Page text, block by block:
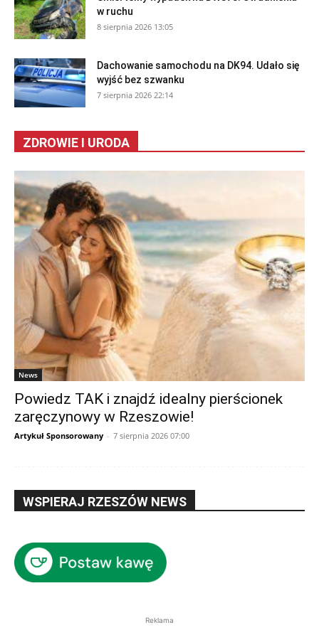
w ruchu
8 sierpnia 2026 13:05
Dachowanie samochodu na DK94. Udało się
wyjść bez szwanku
7 sierpnia 2026 22:14
ZDROWIE I URODA
News
Powiedz TAK i znajdź idealny pierścionek
zaręczynowy w Rzeszowie!
Artykuł Sponsorowany - 7 sierpnia 2026 07:00
WSPIERAJ RZESZÓW NEWS
Reklama